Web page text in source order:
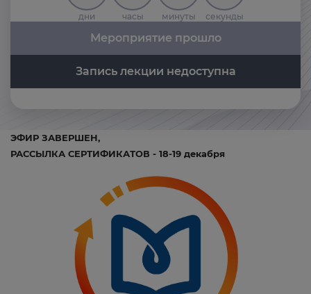
дни часы минуты секунды
Мероприятие прошло
Запись лекции недоступна
ЭФИР ЗАВЕРШЕН,
РАССЫЛКА СЕРТИФИКАТОВ - 18-19 декабря